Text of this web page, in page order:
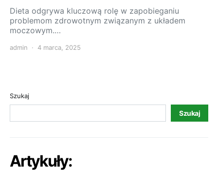
Dieta odgrywa kluczową rolę w zapobieganiu
problemom zdrowotnym związanym z układem
moczowym.…
admin 4 marca, 2025
Szukaj
Szukaj
Artykuły: